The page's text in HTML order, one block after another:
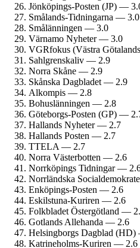
Jönköpings-Posten (JP) —
Smålands-Tidningarna — 3.0
Smålänningen — 3.0
Värnamo Nyheter — 3.0
VGRfokus (Västra
Sahlgrenskaliv — 2.9
Norra Skåne — 2.9
Skånska Dagbladet — 2.9
Alkompis — 2.8
Bohuslänningen — 2.8
Göteborgs-Posten (GP) —
Hallands Nyheter — 2.7
Hallands Posten — 2.7
TTELA — 2.7
Norra Västerbotten — 2.6
Norrköpings Tidningar —
Norrländska
Enköpings-Posten — 2.6
Eskilstuna-Kuriren — 2.6
Folkbladet Östergötland —
Gotlands Allehanda — 2.6
Helsingborgs Dagblad
Katrineholms-Kuriren — 2.6